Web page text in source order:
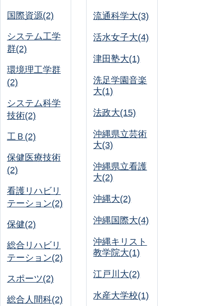
国際資源(2)
システム工学
群(2)
環境理工学群
(2)
システム科学
技術(2)
工Ｂ(2)
保健医療技術
(2)
看護リハビリ
テーション(2)
保健(2)
総合リハビリ
テーション(2)
スポーツ(2)
総合人間科(2)
流通科学大(3)
活水女子大(4)
津田塾大(1)
洗足学園音楽
大(1)
法政大(15)
沖縄県立芸術
大(3)
沖縄県立看護
大(2)
沖縄大(2)
沖縄国際大(4)
沖縄キリスト
教学院大(1)
江戸川大(2)
水産大学校(1)